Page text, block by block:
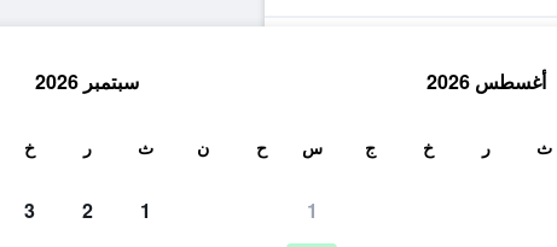
أغسطس 2026
ث ر خ ج س
1
سبتمبر 2026
ح ن ث ر خ
1
2
3